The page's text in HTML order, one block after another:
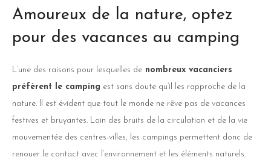
Amoureux de la nature, optez
pour des vacances au camping
L’une des raisons pour lesquelles de nombreux vacanciers
préfèrent le camping est sans doute qu’il les rapproche de la
nature. Il est évident que tout le monde ne rêve pas de vacances
festives et bruyantes. Loin des bruits de la circulation et de la vie
mouvementée des centres-villes, les campings permettent donc de
renouer le contact avec l’environnement et les éléments naturels.